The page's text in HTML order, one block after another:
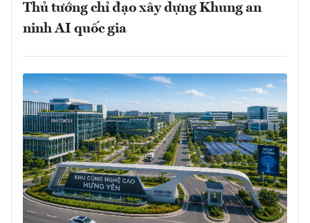
Thủ tướng chỉ đạo xây dựng Khung an
ninh AI quốc gia